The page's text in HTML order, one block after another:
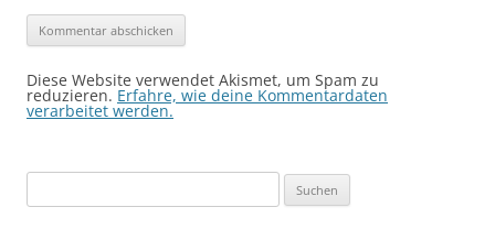
Diese Website verwendet Akismet, um Spam zu
reduzieren. Erfahre, wie deine Kommentardaten
verarbeitet werden.
nach: